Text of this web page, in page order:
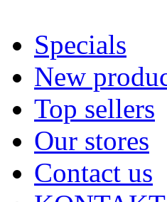
Specials
New
Top sellers
Our stores
Contact us